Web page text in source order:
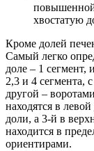
хвостатую
Кроме долей
Самый легко
доле – 1 сегмент,
2,3 и 4 сегмента,
другой –
находятся в
доли, а 3-й в
находится в
ориентирами.